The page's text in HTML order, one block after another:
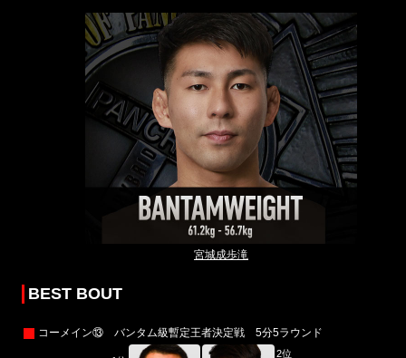
宮城成歩滝
BEST BOUT
コーメイン⑬ バンタム級暫定王者決定戦 5分5ラウンド
2位